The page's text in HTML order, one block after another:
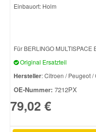
Einbauort: Holm
Für BERLINGO MULTISPACE
Original Ersatzteil
Hersteller: Citroen / Peugeot /
OE-Nummer: 7212PX
79,02 €